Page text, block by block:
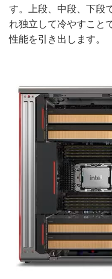
す。上段、中段、下段
れ独立して冷やすこと
性能を引き出します。